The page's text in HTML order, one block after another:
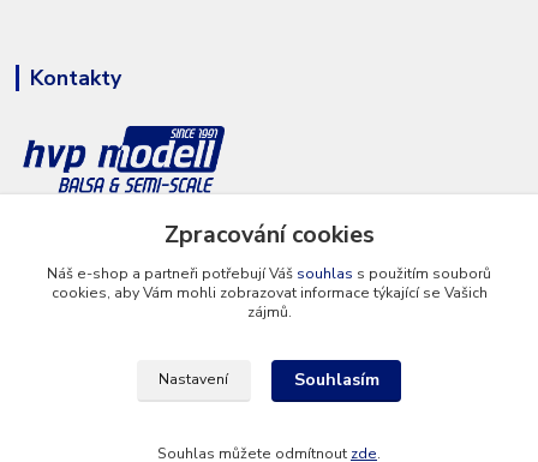
Kontakty
+420 777 286 674
info@hvp-modell.cz
Zpracování cookies
Náš e-shop a partneři potřebují Váš souhlas s použitím souborů
cookies, aby Vám mohli zobrazovat informace týkající se Vašich
zájmů.
Nastavení Souhlasím
Souhlas můžete odmítnout zde.